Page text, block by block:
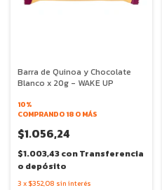
Barra de Quinoa y Chocolate
Blanco x 20g - WAKE UP
10%
COMPRANDO 18 O MÁS
$1.056,24
$1.003,43conTransferencia
o depósito
3 x $352,08 sin interés